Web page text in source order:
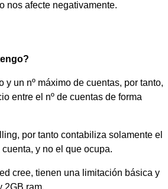
nos afecte negativamente.
y un nº máximo de cuentas, por tanto,
entre el nº de cuentas de forma
por tanto contabiliza solamente el
y no el que ocupa.
cree, tienen una limitación básica y
2GB ram.